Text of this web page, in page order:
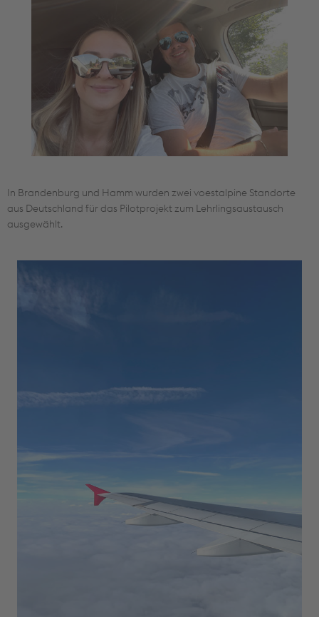
In Brandenburg und Hamm wurden zwei voestalpine Standorte
aus Deutschland für das Pilotprojekt zum Lehrlingsaustausch
ausgewählt.